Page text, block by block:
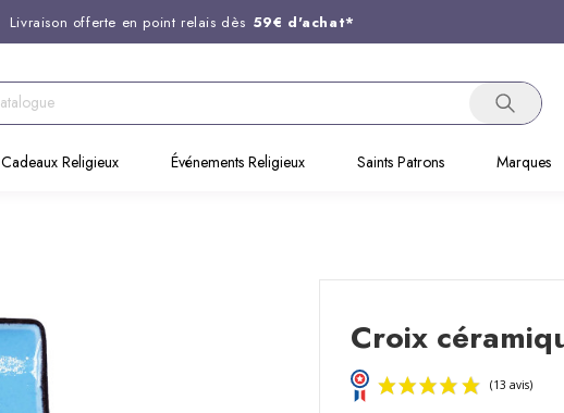
Livraison offerte en point relais dès 59€ d'achat*
Support client disponible au
Commandez avant 14H, expédition le jour même !
Cadeaux Religieux Événements Religieux Saints Patrons Marques
Croix